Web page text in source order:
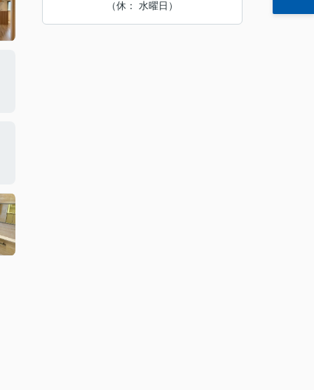
（休： 水曜日）